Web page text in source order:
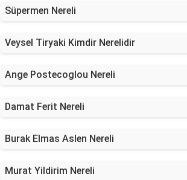
Süpermen Nereli
Veysel Tiryaki Kimdir Nerelidir
Ange Postecoglou Nereli
Damat Ferit Nereli
Burak Elmas Aslen Nereli
Murat Yildirim Nereli